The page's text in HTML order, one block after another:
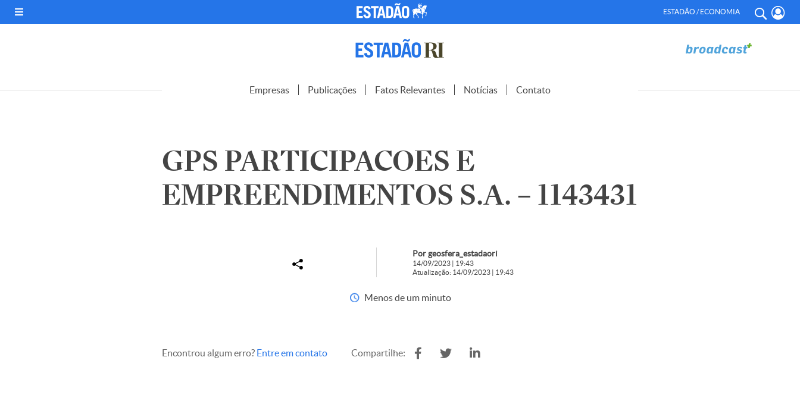
ESTADÃO / ECONOMIA
Empresas Publicações Fatos Relevantes Notícias Contato
GPS PARTICIPACOES E
EMPREENDIMENTOS S.A. – 1143431
Por geosfera_estadaori
14/09/2023 | 19:43
Atualização: 14/09/2023 | 19:43
Menos de um minuto
Encontrou algum erro? Entre em contato Compartilhe: